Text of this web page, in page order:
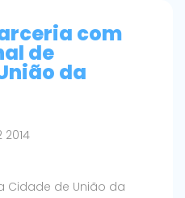
com
de
da
2014
Cidade de União da